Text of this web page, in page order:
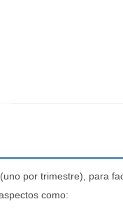
(uno por trimestre), para
como: